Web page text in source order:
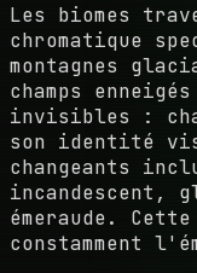
Les biomes
chromatique
montagnes
champs
invisibles :
son identité
changeants
incandescent,
émeraude.
constamment